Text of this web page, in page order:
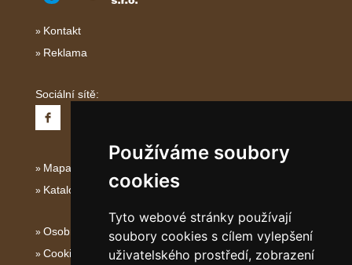
Používáme soubory
cookies
Tyto webové stránky používají
soubory cookies s cílem vylepšení
uživatelského prostředí, zobrazení
Kontakt
Reklama
Sociální sítě:
Mapa serveru Jižní Itálie
Katalog ubytování Jižní Itálie
Osobní údaje
Cookies